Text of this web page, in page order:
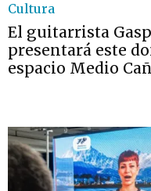
Cultura
El guitarrista
presentará este
espacio Medio